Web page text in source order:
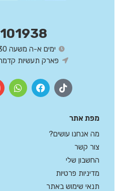
מפת אתר
מה אנחנו עושים?
צור קשר
החשבון שלי
מדיניות פרטיות
תנאי שימוש באתר
ימים א-ה משעה 8:30 עד שעה 15:15
פארק תעשיות